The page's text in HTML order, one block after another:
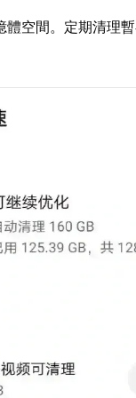
空間。定期清理